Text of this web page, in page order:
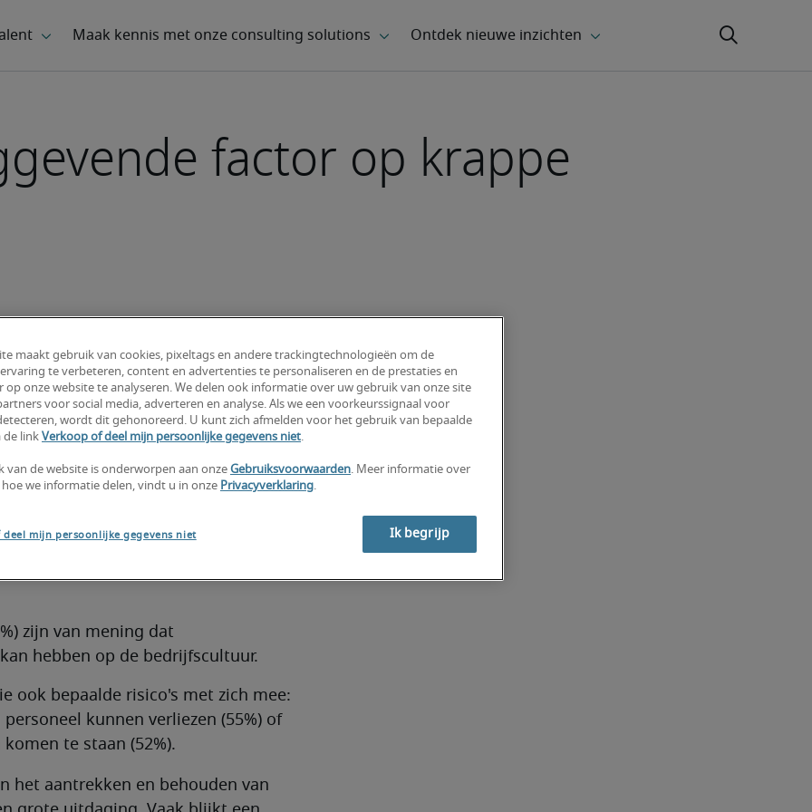
factor op krappe
blijft het ook in 2024 een uitdaging
binnen finance & accounting en
talent is salaris een zorg voor
zijn van mening dat
hebben op de bedrijfscultuur.
ook bepaalde risico's met zich mee:
kunnen verliezen (55%) of
te staan (52%).
het aantrekken en behouden van
maakt gebruik van cookies, pixeltags en andere trackingtechnologieën om de
te verbeteren, content en advertenties te personaliseren en de prestaties en
op onze website te analyseren. We delen ook informatie over uw gebruik van onze site
voor social media, adverteren en analyse. Als we een voorkeurssignaal voor
wordt dit gehonoreerd. U kunt zich afmelden voor het gebruik van bepaalde
de link Verkoop of deel mijn persoonlijke gegevens niet.
van de website is onderworpen aan onze Gebruiksvoorwaarden. Meer informatie over
hoe we informatie delen, vindt u in onze Privacyverklaring.
deel mijn persoonlijke gegevens niet Ik begrijp